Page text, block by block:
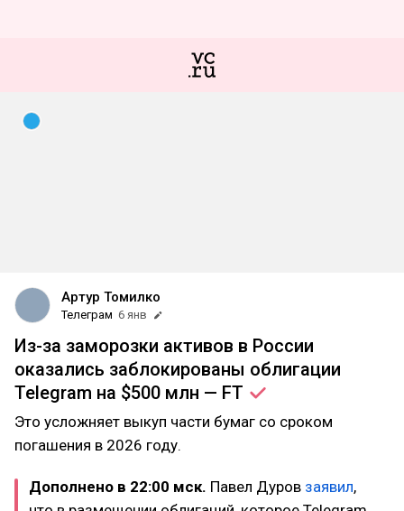
Артур Томилко
Телеграм 6 янв
Из-за заморозки активов в России
оказались заблокированы облигации
Telegram на $500 млн — FT
Это усложняет выкуп части бумаг со сроком
погашения в 2026 году.
Дополнено в 22:00 мск. Павел Дуров заявил,